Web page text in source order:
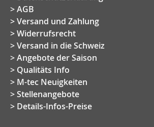
AGB
Versand und Zahlung
Widerrufsrecht
Versand in die Schweiz
Angebote der Saison
Qualitäts Info
M-tec Neuigkeiten
Stellenangebote
Details-Infos-Preise